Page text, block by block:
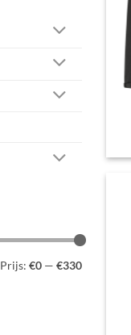
Prijs: €0 — €330